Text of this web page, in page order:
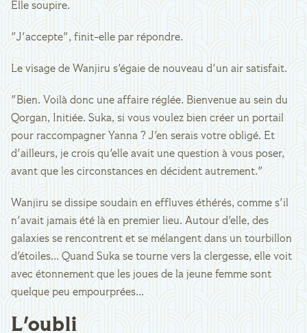
Elle soupire.
"J'accepte", finit-elle par répondre.
Le visage de Wanjiru s'égaie de nouveau d'un air satisfait.
"Bien. Voilà donc une affaire réglée. Bienvenue au sein du
Qorgan, Initiée. Suka, si vous voulez bien créer un portail
pour raccompagner Yanna ? J'en serais votre obligé. Et
d'ailleurs, je crois qu'elle avait une question à vous poser,
avant que les circonstances en décident autrement."
Wanjiru se dissipe soudain en effluves éthérés, comme s'il
n'avait jamais été là en premier lieu. Autour d'elle, des
galaxies se rencontrent et se mélangent dans un tourbillon
d'étoiles... Quand Suka se tourne vers la clergesse, elle voit
avec étonnement que les joues de la jeune femme sont
quelque peu empourprées...
L'oubli